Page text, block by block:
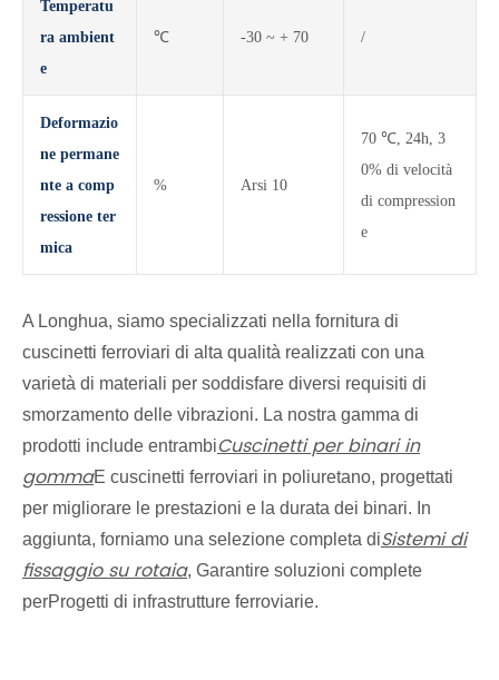
Temperatu
ra ambient
e
℃ -30 ~ + 70 /
Deformazio
ne permane
nte a comp
ressione ter
mica
% Arsi 10
70 ℃, 24h, 3
0% di velocità
di compression
e
A Longhua, siamo specializzati nella fornitura di
cuscinetti ferroviari di alta qualità realizzati con una
varietà di materiali per soddisfare diversi requisiti di
smorzamento delle vibrazioni. La nostra gamma di
prodotti include entrambiCuscinetti per binari in
gommaE cuscinetti ferroviari in poliuretano, progettati
per migliorare le prestazioni e la durata dei binari. In
aggiunta, forniamo una selezione completa diSistemi di
fissaggio su rotaia, Garantire soluzioni complete
perProgetti di infrastrutture ferroviarie.